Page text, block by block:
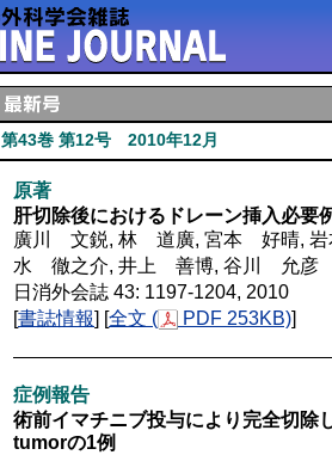
第43巻 第12号 2010年12月
原著
肝切除後におけるドレーン挿入必要
廣川 文鋭, 林 道廣, 宮本 好晴,
水 徹之介, 井上 善博, 谷川 允彦
日消外会誌 43: 1197-1204, 2010
[書誌情報] [全文 ( PDF 253KB)]
症例報告
術前イマチニブ投与により完全切
tumorの1例